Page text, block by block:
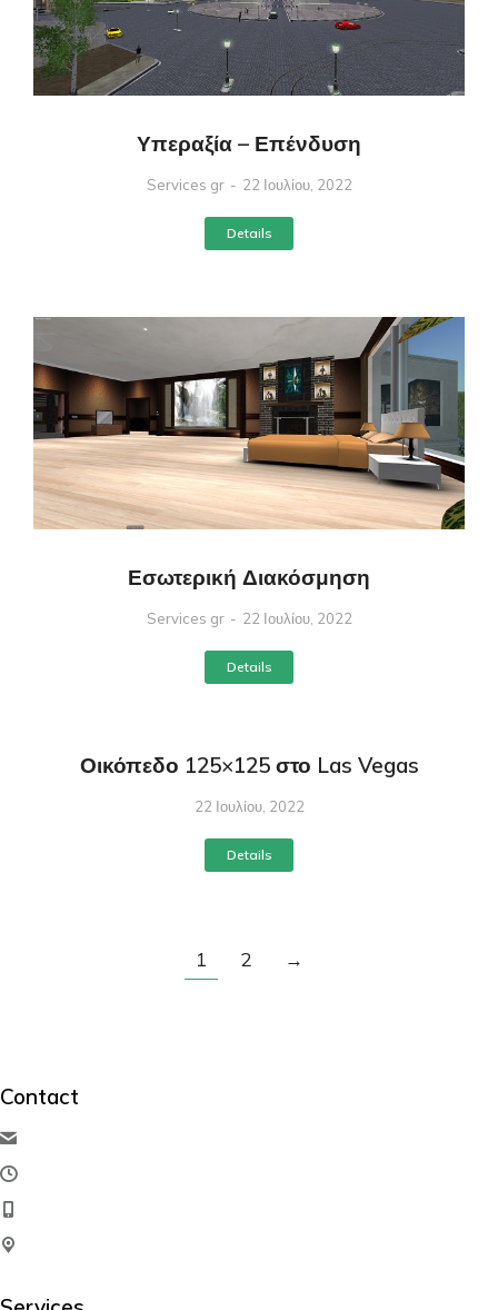
Υπεραξία – Επένδυση
Services gr 22 Ιουλίου, 2022
Details
Εσωτερική Διακόσμηση
Services gr 22 Ιουλίου, 2022
Details
Οικόπεδο 125×125 στο Las Vegas
22 Ιουλίου, 2022
Details
1 2 →
Contact